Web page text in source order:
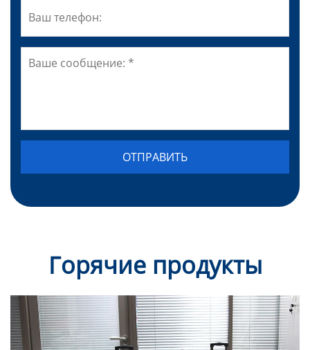
Горячие продукты